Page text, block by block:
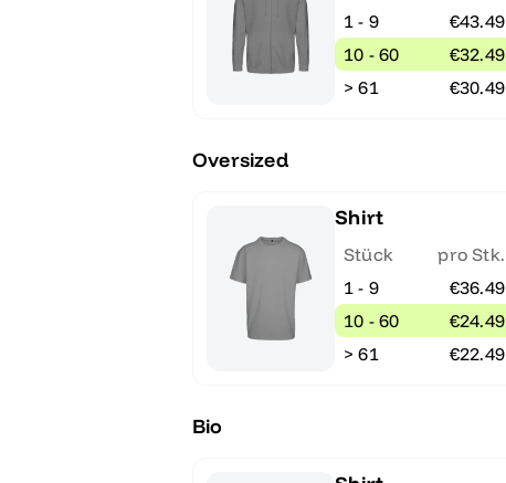
1 - 9
€43.49
10 - 60
€32.49
> 61
€30.49
Oversized
Shirt
Stück
pro Stk.
1 - 9
€36.49
10 - 60
€24.49
> 61
€22.49
Bio